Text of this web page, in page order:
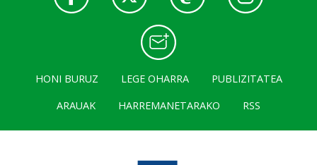
HONI BURUZ LEGE OHARRA
PUBLIZITATEA
ARAUAK
HARREMANETARAKO RSS